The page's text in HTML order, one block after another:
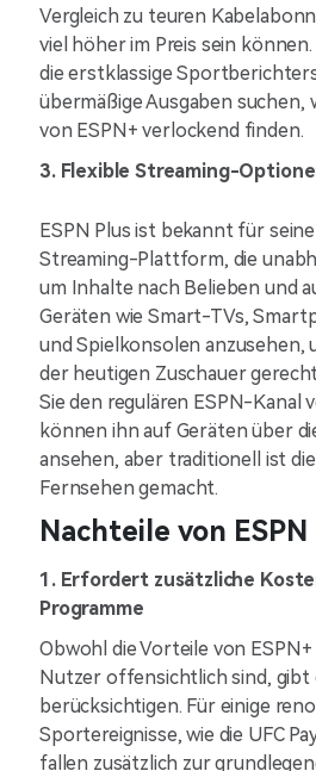
Vergleich zu teuren
viel höher im Preis sein
die erstklassige
übermäßige Ausgaben suchen,
von ESPN+ verlockend finden.
3. Flexible Streaming-
ESPN Plus ist bekannt für
Streaming-Plattform, die
um Inhalte nach Belieben und
Geräten wie Smart-TVs,
und Spielkonsolen anzusehen,
der heutigen Zuschauer
Sie den regulären ESPN-Kanal
können ihn auf Geräten über
ansehen, aber traditionell ist
Fernsehen gemacht.
Nachteile von ESPN
1. Erfordert zusätzliche
Programme
Obwohl die Vorteile von
Nutzer offensichtlich sind, gibt
berücksichtigen. Für einige
Sportereignisse, wie die UFC
fallen zusätzlich zur